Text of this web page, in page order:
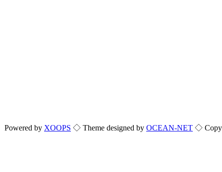
Powered by XOOPS ◇ Theme designed by OCEAN-NET ◇